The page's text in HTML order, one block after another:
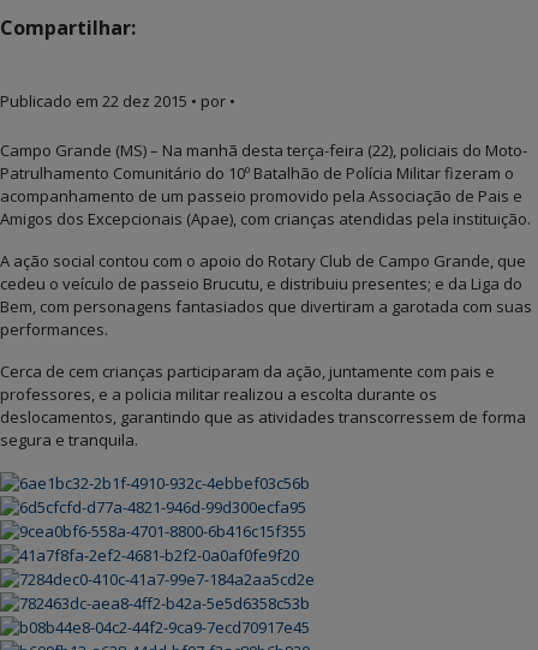
Compartilhar:
Publicado em 22 dez 2015 • por •
Campo Grande (MS) – Na manhã desta terça-feira (22), policiais do Moto-
Patrulhamento Comunitário do 10º Batalhão de Polícia Militar fizeram o
acompanhamento de um passeio promovido pela Associação de Pais e
Amigos dos Excepcionais (Apae), com crianças atendidas pela instituição.
A ação social contou com o apoio do Rotary Club de Campo Grande, que
cedeu o veículo de passeio Brucutu, e distribuiu presentes; e da Liga do
Bem, com personagens fantasiados que divertiram a garotada com suas
performances.
Cerca de cem crianças participaram da ação, juntamente com pais e
professores, e a policia militar realizou a escolta durante os
deslocamentos, garantindo que as atividades transcorressem de forma
segura e tranquila.